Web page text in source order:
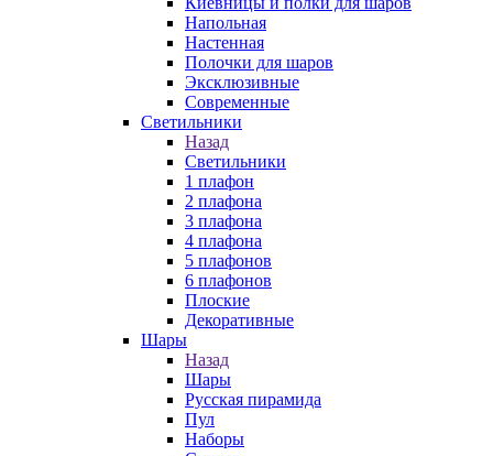
Напольная
Настенная
Полочки для шаров
Эксклюзивные
Современные
Светильники
Назад
Светильники
1 плафон
2 плафона
3 плафона
4 плафона
5 плафонов
6 плафонов
Плоские
Декоративные
Шары
Назад
Шары
Русская пирамида
Пул
Наборы